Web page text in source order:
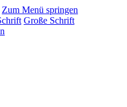
Zum Menü springen
Große Schrift